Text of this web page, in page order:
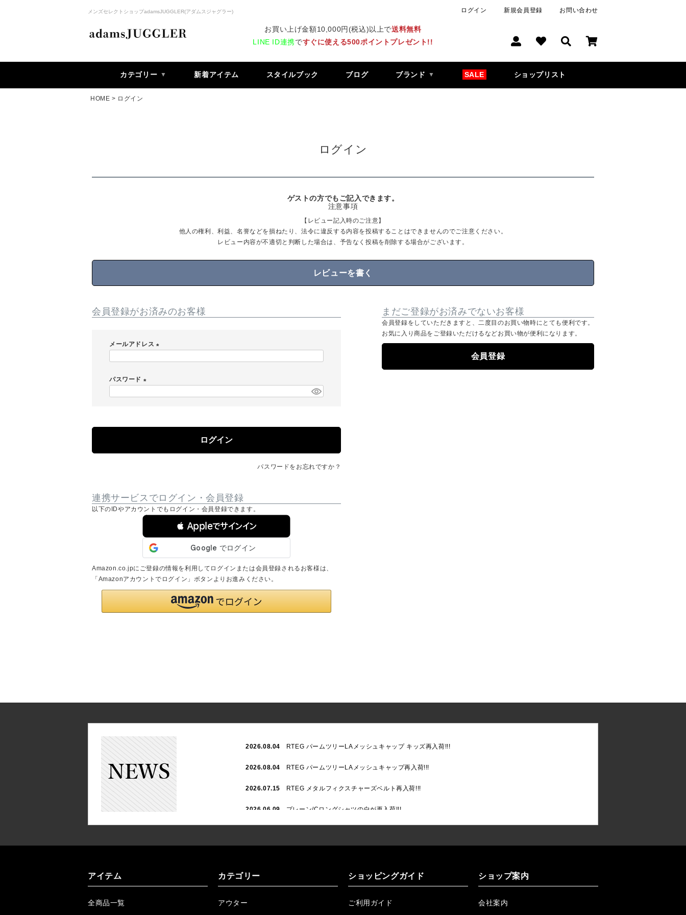
メンズセレクトショップadamsJUGGLER(アダムスジャグラー) ログイン 新規会員登録 お問い合わせ
お買い上げ金額10,000円(税込)以上で送料無料
LINE ID連携ですぐに使える500ポイントプレゼント!!
カテゴリー 新着アイテム スタイルブック ブログ ブランド SALE ショップリスト
HOME ログイン
ログイン
ゲストの方でもご記入できます。
注意事項
【レビュー記入時のご注意】
他人の権利、利益、名誉などを損ねたり、法令に違反する内容を投稿することはできませんのでご注意ください。
レビュー内容が不適切と判断した場合は、予告なく投稿を削除する場合がございます。
レビューを書く
会員登録がお済みのお客様
メールアドレス
パスワード
)
ログイン
パスワードをお忘れですか？
連携サービスでログイン・会員登録
以下のIDやアカウントでもログイン・会員登録できます。
 Appleでサインイン
Amazon.co.jpにご登録の情報を利用してログインまたは会員登録されるお客様は、
「Amazonアカウントでログイン」ボタンよりお進みください。
まだご登録がお済みでないお客様
会員登録をしていただきますと、二度目のお買い物時にとても便利です。
お気に入り商品をご登録いただけるなどお買い物が便利になります。
会員登録
2026.08.04 RTEG パームツリーLAメッシュキャップ キッズ再入荷!!!
2026.08.04 RTEG パームツリーLAメッシュキャップ再入荷!!!
2026.07.15 RTEG メタルフィクスチャーズベルト再入荷!!!
2026.06.09 プレーン/Cロングシャツの白が再入荷!!!
2026.05.08 24/フリンジデニムロングパンツ再入荷!!!
アイテム
全商品一覧
カテゴリー
アウター
ショッピングガイド
ご利用ガイド
ショップ案内
会社案内